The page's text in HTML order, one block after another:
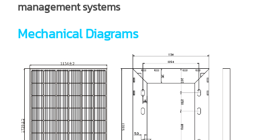
management systems
Mechanical Diagrams